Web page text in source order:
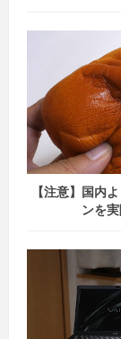
【注意】国内
ンを